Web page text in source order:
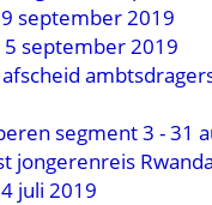
september 2019
september 2019
segment 3 - 31
jongerenreis
juli 2019